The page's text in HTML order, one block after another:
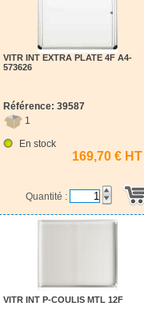
VITR INT EXTRA PLATE 4F A4-
573626
Référence: 39587
1
En stock
169,70 € HT
Quantité :
VITR INT P-COULIS MTL 12F